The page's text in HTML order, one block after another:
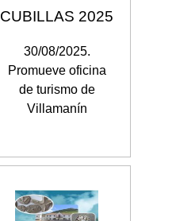
CUBILLAS 2025
30/08/2025.
Promueve oficina
de turismo de
Villamanín